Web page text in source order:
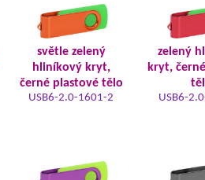
světle zelený
hliníkový kryt,
černé plastové tělo
USB6-2.0-1601-2
zelený
kryt,
USB6-